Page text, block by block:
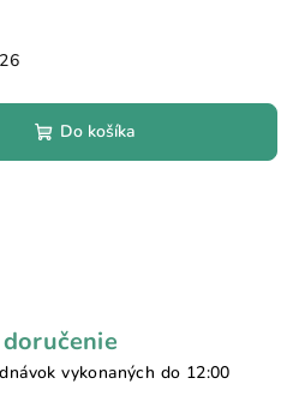
Do košíka
vykonaných do 12:00